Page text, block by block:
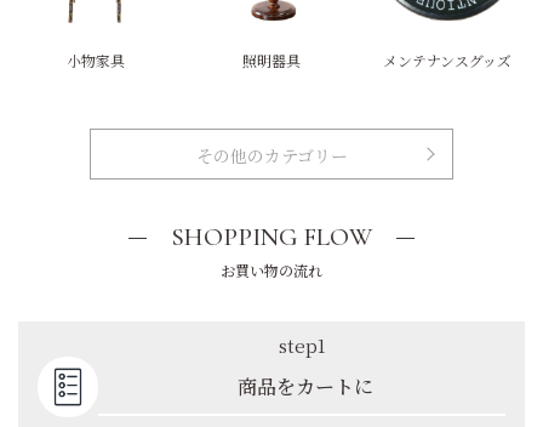
小物家具 照明器具 メンテナンスグッズ
その他のカテゴリー
SHOPPING FLOW
お買い物の流れ
step1
商品をカートに